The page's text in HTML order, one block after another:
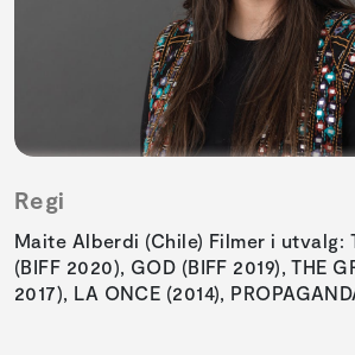
Regi
Maite Alberdi (Chile) Filmer i utvalg:
(BIFF 2020), GOD (BIFF 2019), THE
2017), LA ONCE (2014),